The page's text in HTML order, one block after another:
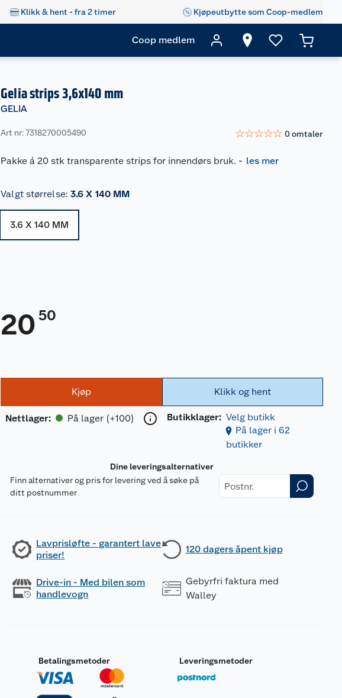
Klikk & hent - fra 2 timer Kjøpeutbytte som Coop-medlem
Coop medlem
Gelia strips 3,6x140 mm
GELIA
Art nr: 7318270005490 ☆☆☆☆☆ 0omtaler
Pakke á 20 stk transparente strips for innendørs bruk. - les mer
Valgt størrelse: 3.6 X 140 MM
3.6 X 140 MM
20 50
Kjøp
Nettlager: På lager (+100)
Klikk og hent
Butikklager: Velg butikk
På lager i 62
butikker
Dine leveringsalternativer
Finn alternativer og pris for levering ved å søke på
ditt postnummer
Lavprisløfte - garantert lave
priser!
120 dagers åpent kjøp
Drive-in - Med bilen som
handlevogn
Gebyrfri faktura med
Walley
Betalingsmetoder Leveringsmetoder